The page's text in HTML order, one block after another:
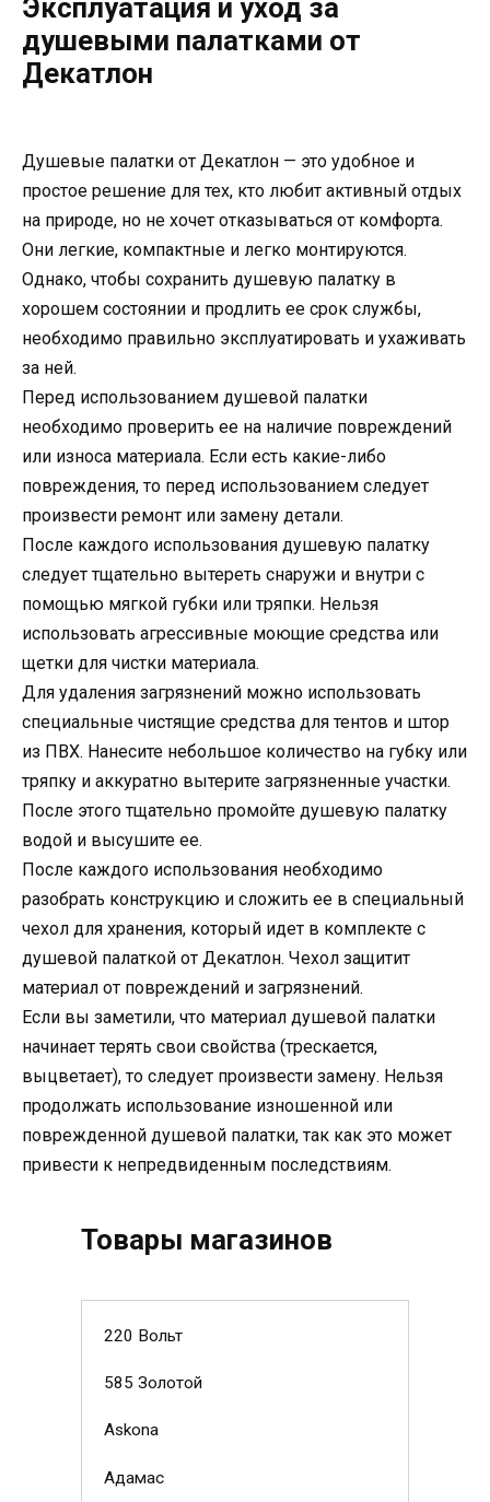
Эксплуатация и уход за
душевыми палатками от
Декатлон
Душевые палатки от Декатлон — это удобное и
простое решение для тех, кто любит активный отдых
на природе, но не хочет отказываться от комфорта.
Они легкие, компактные и легко монтируются.
Однако, чтобы сохранить душевую палатку в
хорошем состоянии и продлить ее срок службы,
необходимо правильно эксплуатировать и ухаживать
за ней.
Перед использованием душевой палатки
необходимо проверить ее на наличие повреждений
или износа материала. Если есть какие-либо
повреждения, то перед использованием следует
произвести ремонт или замену детали.
После каждого использования душевую палатку
следует тщательно вытереть снаружи и внутри с
помощью мягкой губки или тряпки. Нельзя
использовать агрессивные моющие средства или
щетки для чистки материала.
Для удаления загрязнений можно использовать
специальные чистящие средства для тентов и штор
из ПВХ. Нанесите небольшое количество на губку или
тряпку и аккуратно вытерите загрязненные участки.
После этого тщательно промойте душевую палатку
водой и высушите ее.
После каждого использования необходимо
разобрать конструкцию и сложить ее в специальный
чехол для хранения, который идет в комплекте с
душевой палаткой от Декатлон. Чехол защитит
материал от повреждений и загрязнений.
Если вы заметили, что материал душевой палатки
начинает терять свои свойства (трескается,
выцветает), то следует произвести замену. Нельзя
продолжать использование изношенной или
поврежденной душевой палатки, так как это может
привести к непредвиденным последствиям.
Товары магазинов
220 Вольт
585 Золотой
Askona
Адамас